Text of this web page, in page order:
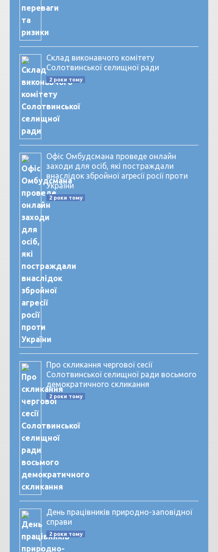
Склад виконавчого комітету
Солотвинської селищної ради
2 роки тому
Офіс Омбудсмана проведе онлайн
заходи для осіб, які постраждали
внаслідок збройної агресії росії проти
України
2 роки тому
Про скликання чергової сесії
Солотвинської селищної ради восьмого
демократичного скликання
2 роки тому
День працівників природно-заповідної
справи
2 роки тому